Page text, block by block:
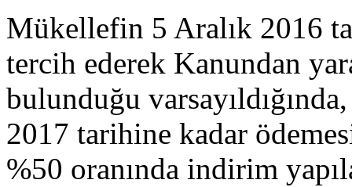
Mükellefin 5 Aralık 2016
tercih ederek Kanundan
bulunduğu
2017 tarihine kadar
%50 oranında indirim